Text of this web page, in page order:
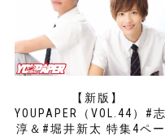
【新版】
YOUPAPER（VOL.44）#
淳＆#堀井新太 特集4ペ